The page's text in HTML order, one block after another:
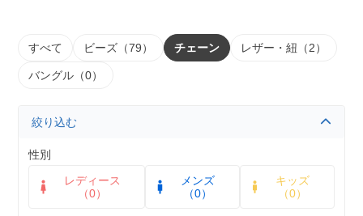
すべて ビーズ（79） チェーン レザー・紐（2）
バングル（0）
絞り込む
性別
レディース
（0）
メンズ
（0）
キッズ
（0）